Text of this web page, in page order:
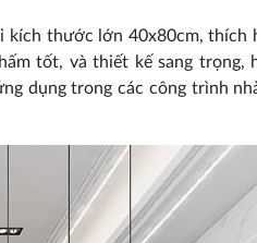
kích thước lớn 40x80cm, thích
tốt, và thiết kế sang trọng,
dụng trong các công trình